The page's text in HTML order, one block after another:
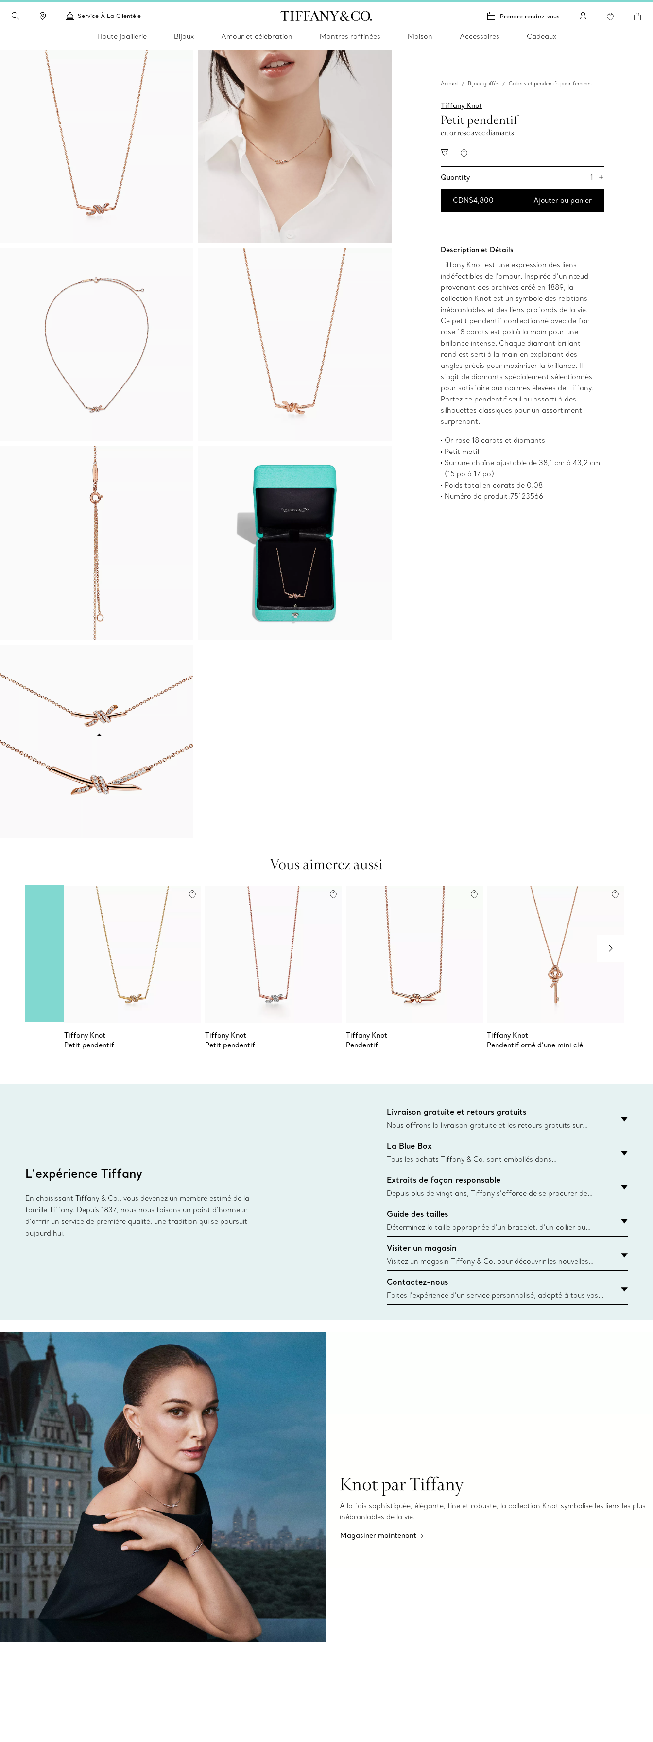
Service À La Clientèle Prendre rendez-vous
Haute joaillerie Bijoux Amour et célébration Montres raffinées Maison Accessoires Cadeaux
Accueil Bijoux griffés Colliers et pendentifs pour femmes
Tiffany Knot
Petit pendentif
en or rose avec diamants
Quantity 1 +
CDN$4,800 Ajouter au panier
Description et Détails
Tiffany Knot est une expression des liens
indéfectibles de l’amour. Inspirée d’un nœud
provenant des archives créé en 1889, la
collection Knot est un symbole des relations
inébranlables et des liens profonds de la vie.
Ce petit pendentif confectionné avec de l’or
rose 18 carats est poli à la main pour une
brillance intense. Chaque diamant brillant
rond est serti à la main en exploitant des
angles précis pour maximiser la brillance. Il
s’agit de diamants spécialement sélectionnés
pour satisfaire aux normes élevées de Tiffany.
Portez ce pendentif seul ou assorti à des
silhouettes classiques pour un assortiment
surprenant.
Or rose 18 carats et diamants
Petit motif
Sur une chaîne ajustable de 38,1 cm à 43,2 cm
(15 po à 17 po)
Poids total en carats de 0,08
Numéro de produit:75123566
Vous aimerez aussi
Tiffany Knot
Petit pendentif
Tiffany Knot
Petit pendentif
Tiffany Knot
Pendentif
Tiffany Knot
Pendentif orné d’une mini clé
L’expérience Tiffany
En choisissant Tiffany & Co., vous devenez un membre estimé de la
famille Tiffany. Depuis 1837, nous nous faisons un point d’honneur
d’offrir un service de première qualité, une tradition qui se poursuit
aujourd’hui.
Livraison gratuite et retours gratuits
Nous offrons la livraison gratuite et les retours gratuits sur
toutes les commandes Tiffany & Co. passées sur le site Web
canadien et dont la destination est l’adresse d’un particulier.
La Blue Box
Tous les achats Tiffany & Co. sont emballés dans
une Tiffany Blue Box. Bien que l'histoire de cet emballage célèbre
remonte à 1886, toutes les Blue Box et sacs sont aujourd'hui
fabriqués à partir de papier provenant de sources durables et de
matières
Extraits de façon responsable
Depuis plus de vingt ans, Tiffany s’efforce de se procurer de
façon responsable les matériaux précieux utilisés dans la
fabrication de ses bijoux. En apprendre davantage
Guide des tailles
Déterminez la taille appropriée d’un bracelet, d’un collier ou
d’une bague grâce au guide des tailles de Tiffany & Co.
Visiter un magasin
Visitez un magasin Tiffany & Co. pour découvrir les nouvelles
créations, les collections emblématiques et bien plus encore.
Trouver le magasin le plus près
Contactez-nous
Faites l’expérience d’un service personnalisé, adapté à tous vos
besoins par les conseillers à la clientèle Tiffany & Co. Que ce soit
Knot par Tiffany
À la fois sophistiquée, élégante, fine et robuste, la collection Knot symbolise les liens les plus
inébranlables de la vie.
Magasiner maintenant